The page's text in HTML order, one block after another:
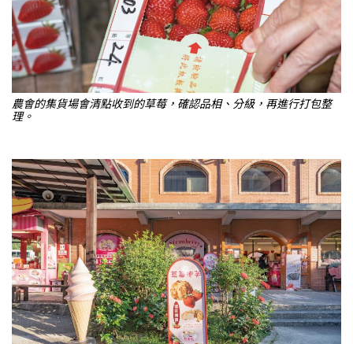
農會的集貨場會清點收到的草莓，確認品相、分級，再進行打包整
理。